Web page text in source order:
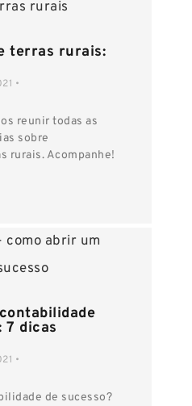
terras rurais:
•
reunir todas as
sobre
rurais. Acompanhe!
7 dicas
•
de sucesso?